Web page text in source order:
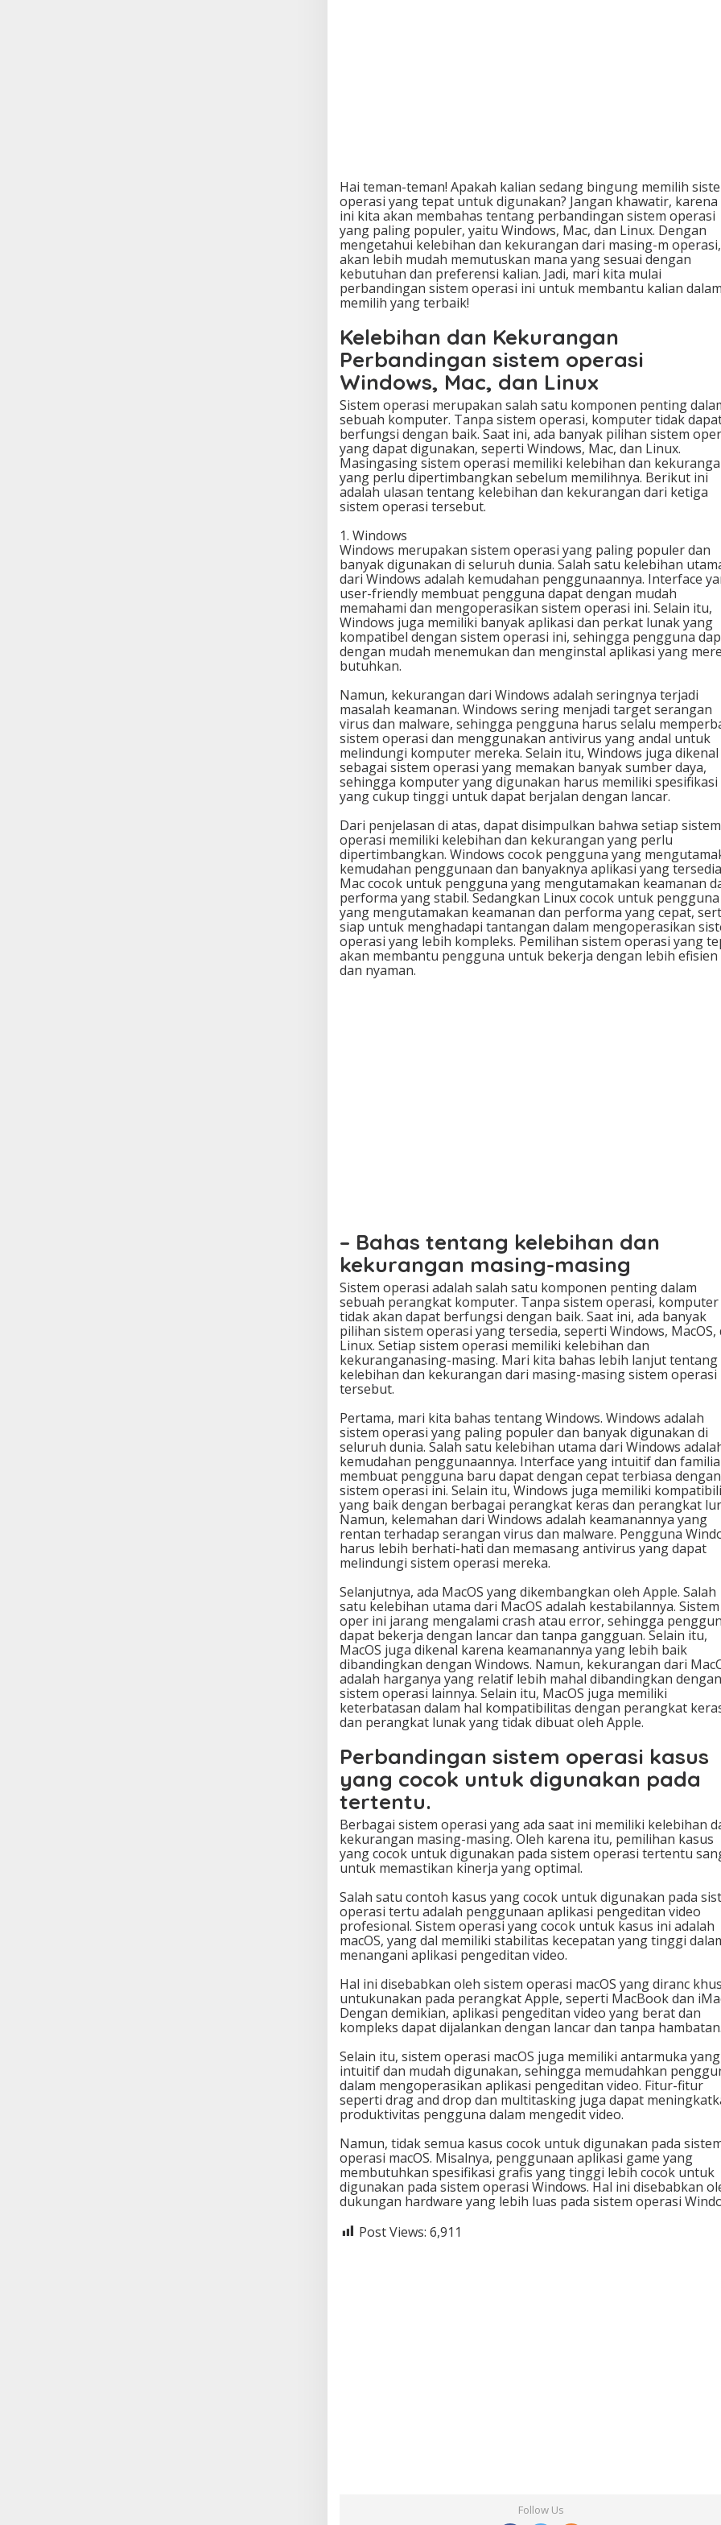
:
W
i
n
d
o
w
s
a
,
a
t
a
u
L
n
u
x
?
Hai teman-teman! Apakah kalian sedang bingung memilih
operasi yang tepat untuk digunakan? Jangan khawatir, karena
ini kita akan membahas tentang perbandingan sistem operasi
yang paling populer, yaitu Windows, Mac, dan Linux. Dengan
mengetahui kelebihan dan kekurangan dari masing-m
akan lebih mudah memutuskan mana yang sesuai dengan
kebutuhan dan preferensi kalian. Jadi, mari kita mulai
perbandingan sistem operasi ini untuk membantu kalian
memilih yang terbaik!
Kelebihan dan Kekurangan
Perbandingan sistem operasi
Windows, Mac, dan Linux
Sistem operasi merupakan salah satu komponen penting
sebuah komputer. Tanpa sistem operasi, komputer tidak
berfungsi dengan baik. Saat ini, ada banyak pilihan sistem
yang dapat digunakan, seperti Windows, Mac, dan Linux.
Masingasing sistem operasi memiliki kelebihan dan
yang perlu dipertimbangkan sebelum memilihnya. Berikut ini
adalah ulasan tentang kelebihan dan kekurangan dari ketiga
sistem operasi tersebut.
1. Windows
Windows merupakan sistem operasi yang paling populer dan
banyak digunakan di seluruh dunia. Salah satu kelebihan
dari Windows adalah kemudahan penggunaannya. Interface
user-friendly membuat pengguna dapat dengan mudah
memahami dan mengoperasikan sistem operasi ini. Selain itu,
Windows juga memiliki banyak aplikasi dan perkat lunak yang
kompatibel dengan sistem operasi ini, sehingga pengguna
dengan mudah menemukan dan menginstal aplikasi yang
butuhkan.
Namun, kekurangan dari Windows adalah seringnya terjadi
masalah keamanan. Windows sering menjadi target serangan
virus dan malware, sehingga pengguna harus selalu
sistem operasi dan menggunakan antivirus yang andal untuk
melindungi komputer mereka. Selain itu, Windows juga dikenal
sebagai sistem operasi yang memakan banyak sumber daya,
sehingga komputer yang digunakan harus memiliki spesifikasi
yang cukup tinggi untuk dapat berjalan dengan lancar.
Dari penjelasan di atas, dapat disimpulkan bahwa setiap sistem
operasi memiliki kelebihan dan kekurangan yang perlu
dipertimbangkan. Windows cocok pengguna yang
kemudahan penggunaan dan banyaknya aplikasi yang
Mac cocok untuk pengguna yang mengutamakan keamanan
performa yang stabil. Sedangkan Linux cocok untuk pengguna
yang mengutamakan keamanan dan performa yang cepat,
siap untuk menghadapi tantangan dalam mengoperasikan
operasi yang lebih kompleks. Pemilihan sistem operasi yang
akan membantu pengguna untuk bekerja dengan lebih efisien
dan nyaman.
– Bahas tentang kelebihan dan
kekurangan masing-masing
Sistem operasi adalah salah satu komponen penting dalam
sebuah perangkat komputer. Tanpa sistem operasi, komputer
tidak akan dapat berfungsi dengan baik. Saat ini, ada banyak
pilihan sistem operasi yang tersedia, seperti Windows, MacOS,
Linux. Setiap sistem operasi memiliki kelebihan dan
kekuranganasing-masing. Mari kita bahas lebih lanjut tentang
kelebihan dan kekurangan dari masing-masing sistem operasi
tersebut.
Pertama, mari kita bahas tentang Windows. Windows adalah
sistem operasi yang paling populer dan banyak digunakan di
seluruh dunia. Salah satu kelebihan utama dari Windows
kemudahan penggunaannya. Interface yang intuitif dan
membuat pengguna baru dapat dengan cepat terbiasa dengan
sistem operasi ini. Selain itu, Windows juga memiliki
yang baik dengan berbagai perangkat keras dan perangkat
Namun, kelemahan dari Windows adalah keamanannya yang
rentan terhadap serangan virus dan malware. Pengguna
harus lebih berhati-hati dan memasang antivirus yang dapat
melindungi sistem operasi mereka.
Selanjutnya, ada MacOS yang dikembangkan oleh Apple. Salah
satu kelebihan utama dari MacOS adalah kestabilannya. Sistem
oper ini jarang mengalami crash atau error, sehingga
dapat bekerja dengan lancar dan tanpa gangguan. Selain itu,
MacOS juga dikenal karena keamanannya yang lebih baik
dibandingkan dengan Windows. Namun, kekurangan dari
adalah harganya yang relatif lebih mahal dibandingkan dengan
sistem operasi lainnya. Selain itu, MacOS juga memiliki
keterbatasan dalam hal kompatibilitas dengan perangkat
dan perangkat lunak yang tidak dibuat oleh Apple.
Perbandingan sistem operasi kasus
yang cocok untuk digunakan pada
tertentu.
Berbagai sistem operasi yang ada saat ini memiliki kelebihan
kekurangan masing-masing. Oleh karena itu, pemilihan kasus
yang cocok untuk digunakan pada sistem operasi tertentu
untuk memastikan kinerja yang optimal.
Salah satu contoh kasus yang cocok untuk digunakan pada
operasi tertu adalah penggunaan aplikasi pengeditan video
profesional. Sistem operasi yang cocok untuk kasus ini adalah
macOS, yang dal memiliki stabilitas kecepatan yang tinggi
menangani aplikasi pengeditan video.
Hal ini disebabkan oleh sistem operasi macOS yang diranc
untukunakan pada perangkat Apple, seperti MacBook dan
Dengan demikian, aplikasi pengeditan video yang berat dan
kompleks dapat dijalankan dengan lancar dan tanpa
Selain itu, sistem operasi macOS juga memiliki antarmuka yang
intuitif dan mudah digunakan, sehingga memudahkan
dalam mengoperasikan aplikasi pengeditan video. Fitur-fitur
seperti drag and drop dan multitasking juga dapat
produktivitas pengguna dalam mengedit video.
Namun, tidak semua kasus cocok untuk digunakan pada
operasi macOS. Misalnya, penggunaan aplikasi game yang
membutuhkan spesifikasi grafis yang tinggi lebih cocok untuk
digunakan pada sistem operasi Windows. Hal ini disebabkan
dukungan hardware yang lebih luas pada sistem operasi
Post Views: 6,911
Follow Us